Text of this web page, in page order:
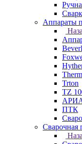
Аппараты
Trton
TZ
ПТК
Сварочная